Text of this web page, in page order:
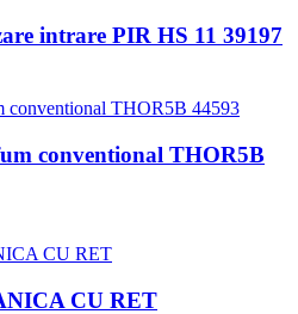
intrare PIR HS 11 39197
conventional THOR5B
CU RET